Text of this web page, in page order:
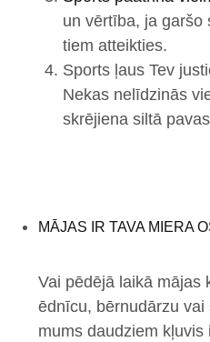
un vērtība, ja garšo
tiem atteikties.
Sports ļaus Tev
Nekas nelīdzinās
skrējiena siltā
MĀJAS IR TAVA MIERA
Vai pēdējā laikā mājas
ēdnīcu, bērnudārzu
mums daudziem